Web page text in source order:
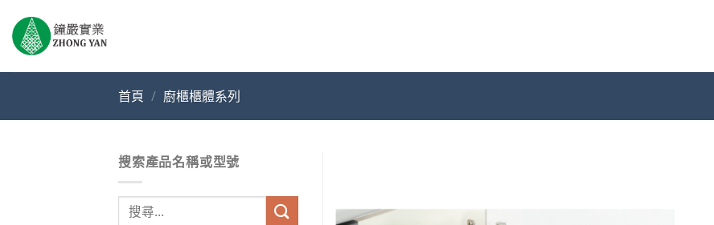
content
首頁 / 廚櫃櫃體系列
搜索產品名稱或型號